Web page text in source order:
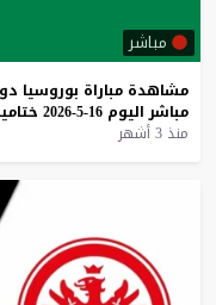
مباشر
مشاهدة مباراة بوروسيا
مباشر اليوم 16-5-2026
منذ 3 أشهر